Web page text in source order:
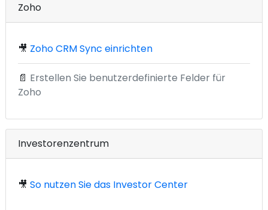
Zoho
🎥 Zoho CRM Sync einrichten
📄 Erstellen Sie benutzerdefinierte Felder für
Zoho
Investorenzentrum
🎥 So nutzen Sie das Investor Center